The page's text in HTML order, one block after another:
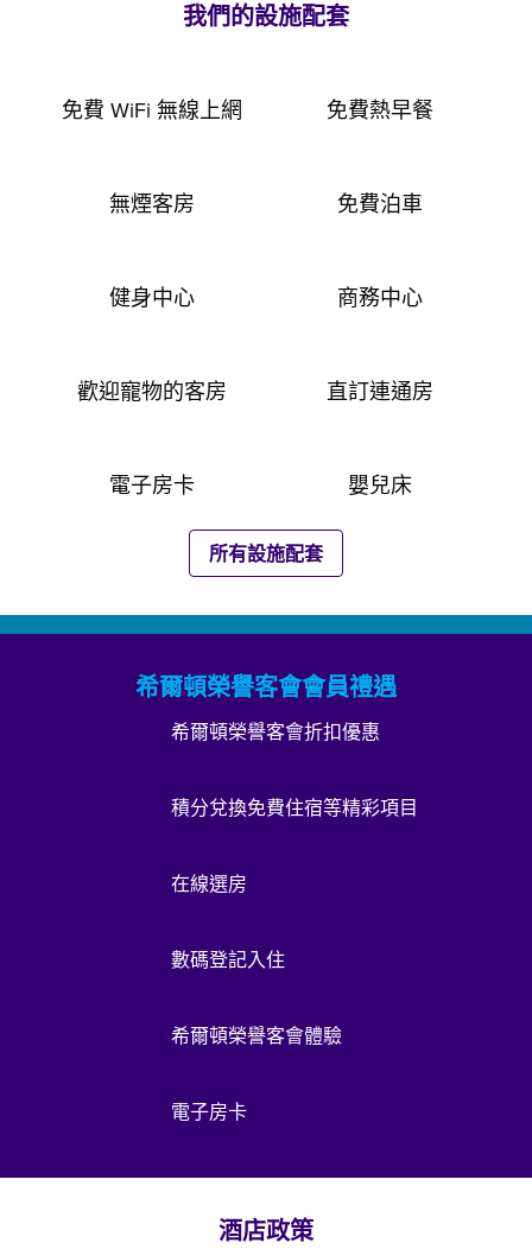
我們的設施配套
免費 WiFi 無線上網 免費熱早餐
無煙客房 免費泊車
健身中心 商務中心
歡迎寵物的客房 直訂連通房
電子房卡 嬰兒床
所有設施配套
希爾頓榮譽客會會員禮遇
希爾頓榮譽客會折扣優惠
積分兌換免費住宿等精彩項目
在線選房
數碼登記入住
希爾頓榮譽客會體驗
電子房卡
酒店政策